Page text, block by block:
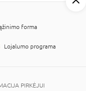
forma
Lojalumo programa
PIRKĖJUI